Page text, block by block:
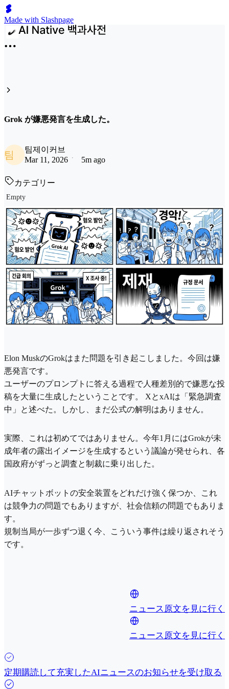
Made with Slashpage
Grok が嫌悪発言を生成した。
팀
팀제이커브
Mar 11, 2026
5m ago
カテゴリー
Empty
Elon MuskのGrokはまた問題を引き起こしました。今回は嫌
悪発言です。
ユーザーのプロンプトに答える過程で人種差別的で嫌悪な投
稿を大量に生成したということです。 XとxAIは「緊急調査
中」と述べた。しかし、まだ公式の解明はありません。
実際、これは初めてではありません。今年1月にはGrokが未
成年者の露出イメージを生成するという議論が発せられ、各
国政府がずっと調査と制裁に乗り出した。
AIチャットボットの安全装置をどれだけ強く保つか、これ
は競争力の問題でもありますが、社会信頼の問題でもありま
す。
規制当局が一歩ずつ退く今、こういう事件は繰り返されそう
です。
ニュース原文を見に行く
ニュース原文を見に行く
定期購読して充実したAIニュースのお知らせを受け取る